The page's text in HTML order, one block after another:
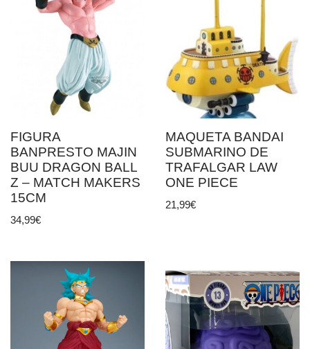
FIGURA
BANPRESTO MAJIN
BUU DRAGON BALL
Z – MATCH MAKERS
15CM
34,99€
MAQUETA BANDAI
SUBMARINO DE
TRAFALGAR LAW
ONE PIECE
21,99€